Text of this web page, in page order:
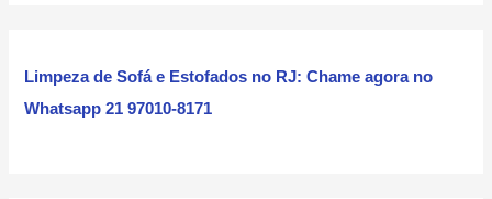
i
s
Limpeza de Sofá e Estofados no RJ: Chame agora no
Whatsapp 21 97010-8171